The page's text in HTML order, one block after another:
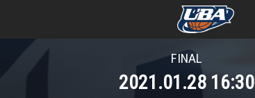
FINAL
2021.01.28 16:30